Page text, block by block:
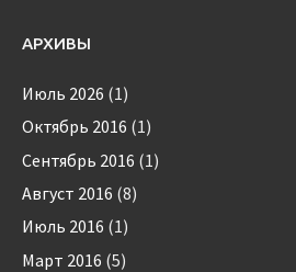
АРХИВЫ
Июль 2026 (1)
Октябрь 2016 (1)
Сентябрь 2016 (1)
Август 2016 (8)
Июль 2016 (1)
Март 2016 (5)